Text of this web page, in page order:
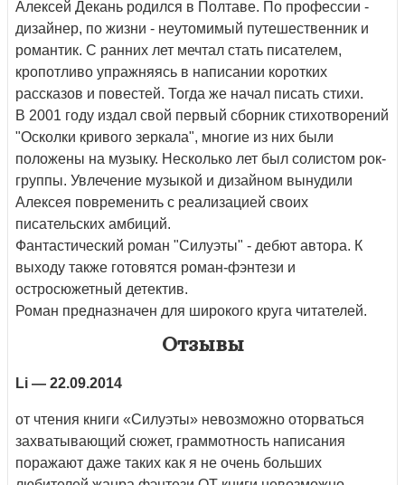
Алексей Декань родился в Полтаве. По профессии -
дизайнер, по жизни - неутомимый путешественник и
романтик. С ранних лет мечтал стать писателем,
кропотливо упражняясь в написании коротких
рассказов и повестей. Тогда же начал писать стихи.
В 2001 году издал свой первый сборник стихотворений
"Осколки кривого зеркала", многие из них были
положены на музыку. Несколько лет был солистом рок-
группы. Увлечение музыкой и дизайном вынудили
Алексея повременить с реализацией своих
писательских амбиций.
Фантастический роман "Силуэты" - дебют автора. К
выходу также готовятся роман-фэнтези и
остросюжетный детектив.
Роман предназначен для широкого круга читателей.
Отзывы
Li — 22.09.2014
от чтения книги «Силуэты» невозможно оторваться
захватывающий сюжет, граммотность написания
поражают даже таких как я не очень больших